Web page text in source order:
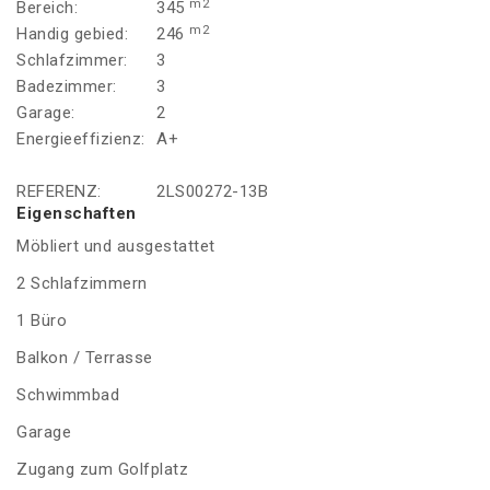
Bereich: 345 m2
Handig gebied: 246 m2
Schlafzimmer:
3
Badezimmer:
3
Garage:
2
Energieeffizienz:
A+
REFERENZ:
2LS00272-13B
Eigenschaften
Möbliert und ausgestattet
2 Schlafzimmern
1 Büro
Balkon / Terrasse
Schwimmbad
Garage
Zugang zum Golfplatz